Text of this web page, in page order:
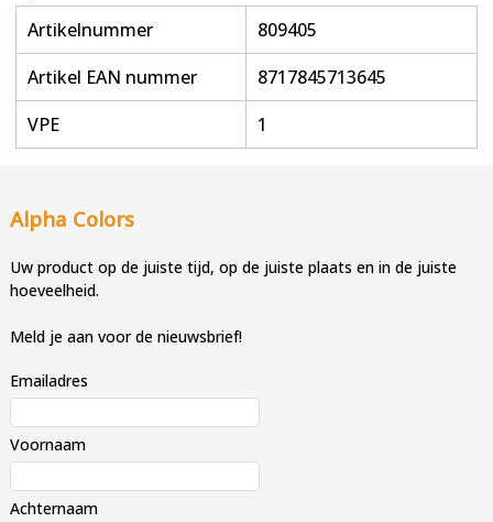
Artikelnummer
809405
Artikel EAN nummer
8717845713645
VPE
1
Alpha Colors
Uw product op de juiste tijd, op de juiste plaats en in de juiste
hoeveelheid.
Meld je aan voor de nieuwsbrief!
Emailadres
Voornaam
Achternaam